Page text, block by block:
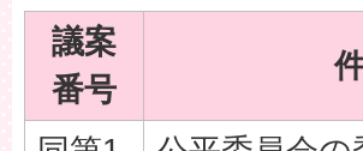
議案
番号